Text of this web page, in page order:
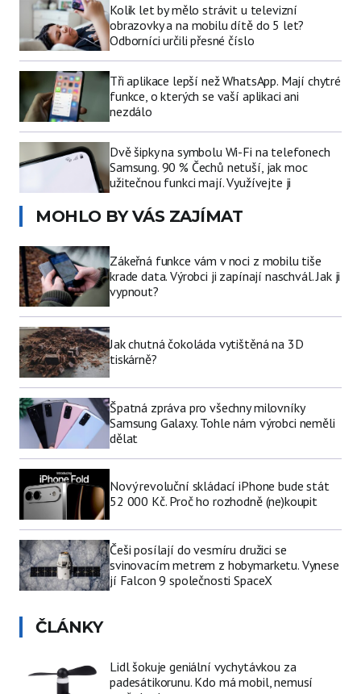
Kolik let by mělo strávit u televizní
obrazovky a na mobilu dítě do 5 let?
Odborníci určili přesné číslo
Tři aplikace lepší než WhatsApp. Mají chytré
funkce, o kterých se vaší aplikaci ani
nezdálo
Dvě šipky na symbolu Wi-Fi na telefonech
Samsung. 90 % Čechů netuší, jak moc
užitečnou funkci mají. Využívejte ji
MOHLO BY VÁS ZAJÍMAT
Zákeřná funkce vám v noci z mobilu tiše
krade data. Výrobci ji zapínají naschvál. Jak ji
vypnout?
Jak chutná čokoláda vytištěná na 3D
tiskárně?
Špatná zpráva pro všechny milovníky
Samsung Galaxy. Tohle nám výrobci neměli
dělat
Nový revoluční skládací iPhone bude stát
52 000 Kč. Proč ho rozhodně (ne)koupit
Češi posílají do vesmíru družici se
svinovacím metrem z hobymarketu. Vynese
jí Falcon 9 společnosti SpaceX
ČLÁNKY
Lidl šokuje geniální vychytávkou za
padesátikorunu. Kdo má mobil, nemusí